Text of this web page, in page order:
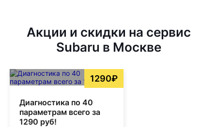
Акции и скидки на сервис
Subaru в Москве
1290₽
Диагностика по 40
параметрам всего за
1290 руб!